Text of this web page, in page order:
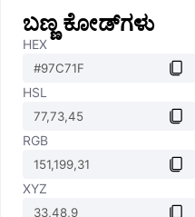
ಬಣ್ಣ ಕೋಡ್‌ಗಳು
HEX
HSL
RGB
XYZ